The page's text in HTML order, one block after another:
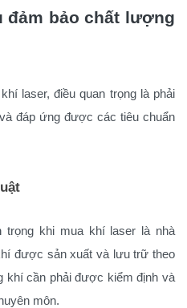
đảm bảo chất lượng
laser, điều quan trọng là phải
đáp ứng được các tiêu chuẩn
trọng khi mua khí laser là nhà
được sản xuất và lưu trữ theo
khí cần phải được kiểm định và
môn.